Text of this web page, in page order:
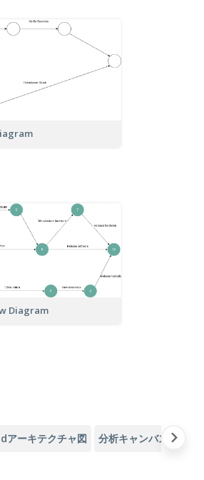
Diagram
ーキテクチャ図 分析キャンバス